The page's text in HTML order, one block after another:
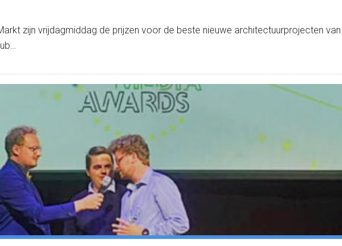
zijn vrijdagmiddag de prijzen voor de beste nieuwe architectuurprojecten